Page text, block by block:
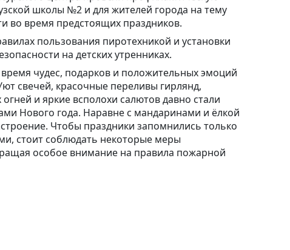
школы №2 и для жителей города на тему
во время предстоящих праздников.
пользования пиротехникой и установки
на детских утренниках.
чудес, подарков и положительных эмоций
свечей, красочные переливы гирлянд,
огней и яркие всполохи салютов давно стали
Нового года. Наравне с мандаринами и ёлкой
Чтобы праздники запомнились только
стоит соблюдать некоторые меры
особое внимание на правила пожарной